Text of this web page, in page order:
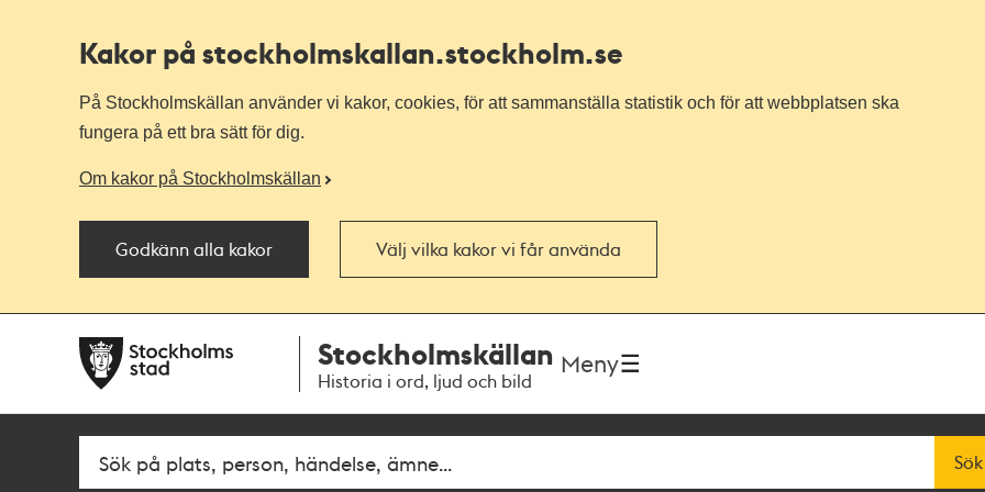
Kakor på stockholmskallan.stockholm.se
På Stockholmskällan använder vi kakor, cookies, för att sammanställa statistik och för att webbplatsen ska
fungera på ett bra sätt för dig.
Om kakor på Stockholmskällan
Godkänn alla kakor Välj vilka kakor vi får använda
navigationen
huvudinnehållet
Stockholmskällan
Historia i ord, ljud och bild
Meny
Fritextsök Sök